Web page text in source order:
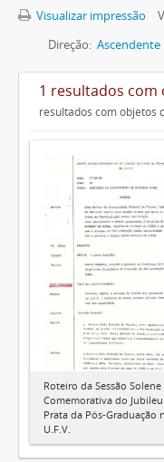
Visualizar impressão
Direção: Ascendente
1 resultados com
resultados com objetos
Roteiro da Sessão Solene
Comemorativa do
Prata da Pós-Graduação
U.F.V.